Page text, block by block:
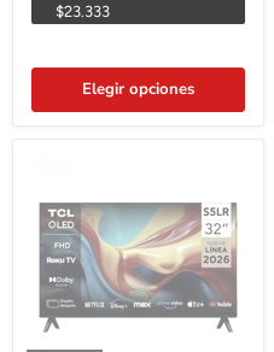
$23.333
Elegir opciones